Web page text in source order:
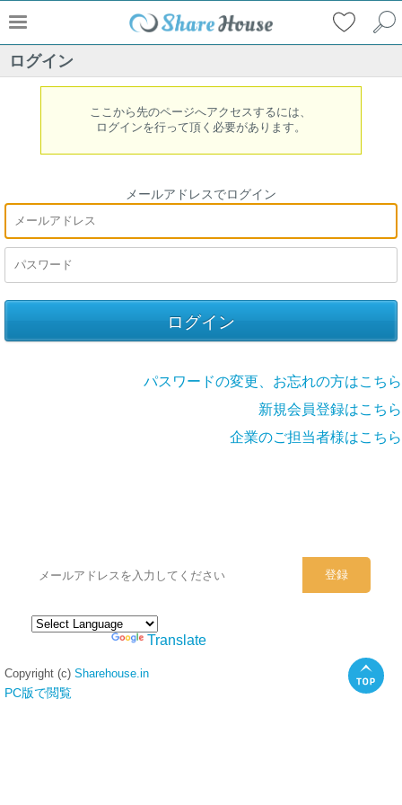
ログイン
ここから先のページへアクセスするには、
ログインを行って頂く必要があります。
メールアドレスでログイン
パスワードの変更、お忘れの方はこちら
新規会員登録はこちら
企業のご担当者様はこちら
Translate
Copyright (c) Sharehouse.in
PC版で閲覧